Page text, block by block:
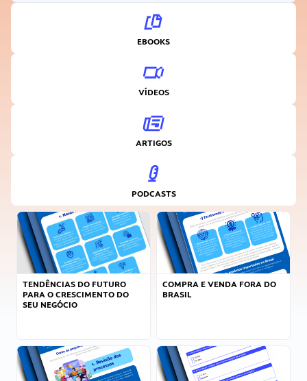
EBOOKS
VÍDEOS
ARTIGOS
PODCASTS
TENDÊNCIAS DO FUTURO
PARA O CRESCIMENTO DO
SEU NEGÓCIO
COMPRA E VENDA FORA DO
BRASIL